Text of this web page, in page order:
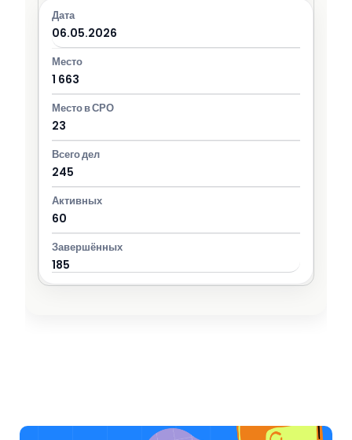
06.05.2026
1 663
23
245
60
185